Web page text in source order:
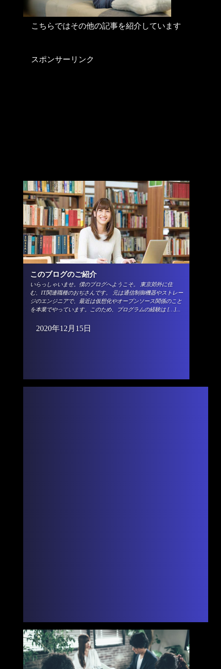
こちらではその他の記事を紹介しています
スポンサーリンク
このブログのご紹介
いらっしゃいませ。僕のブログへようこそ。 東京郊外に住
む、IT関連職種のおぢさんです。 元は通信制御機器やストレー
ジのエンジニアで、最近は仮想化やオープンソース関係のこと
を本業でやっています。このため、プログラムの経験は […]...
2020年12月15日